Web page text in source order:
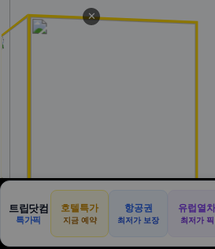
🏠
홈
닷컴
🛡️
여행
✕
트립닷컴
특가픽
호텔특가
지금 예약
항공권
최저가 보장
유럽열차
최저가 픽